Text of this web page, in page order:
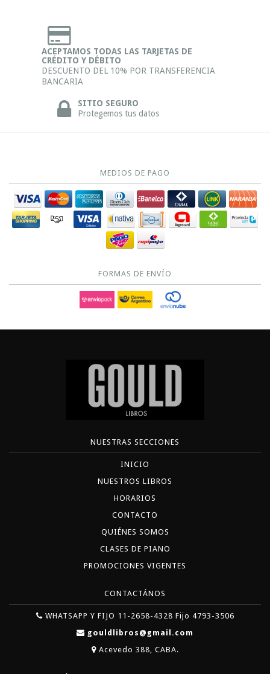
ACEPTAMOS TODAS LAS TARJETAS DE
CRÉDITO Y DÉBITO
DESCUENTO DEL 10% POR TRANSFERENCIA
BANCARIA
SITIO SEGURO
Protegemos tus datos
MEDIOS DE PAGO
FORMAS DE ENVÍO
NUESTRAS SECCIONES
INICIO
NUESTROS LIBROS
HORARIOS
CONTACTO
QUIÉNES SOMOS
CLASES DE PIANO
PROMOCIONES VIGENTES
CONTACTÁNOS
WHATSAPP Y FIJO 11-2658-4328 Fijo 4793-3506
gouldlibros@gmail.com
Acevedo 388, CABA.